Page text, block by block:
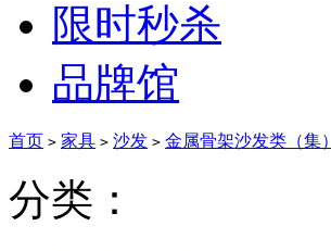
限时秒杀
品牌馆
首页 > 家具 > 沙发 > 金属骨架沙发类（集）
分类：